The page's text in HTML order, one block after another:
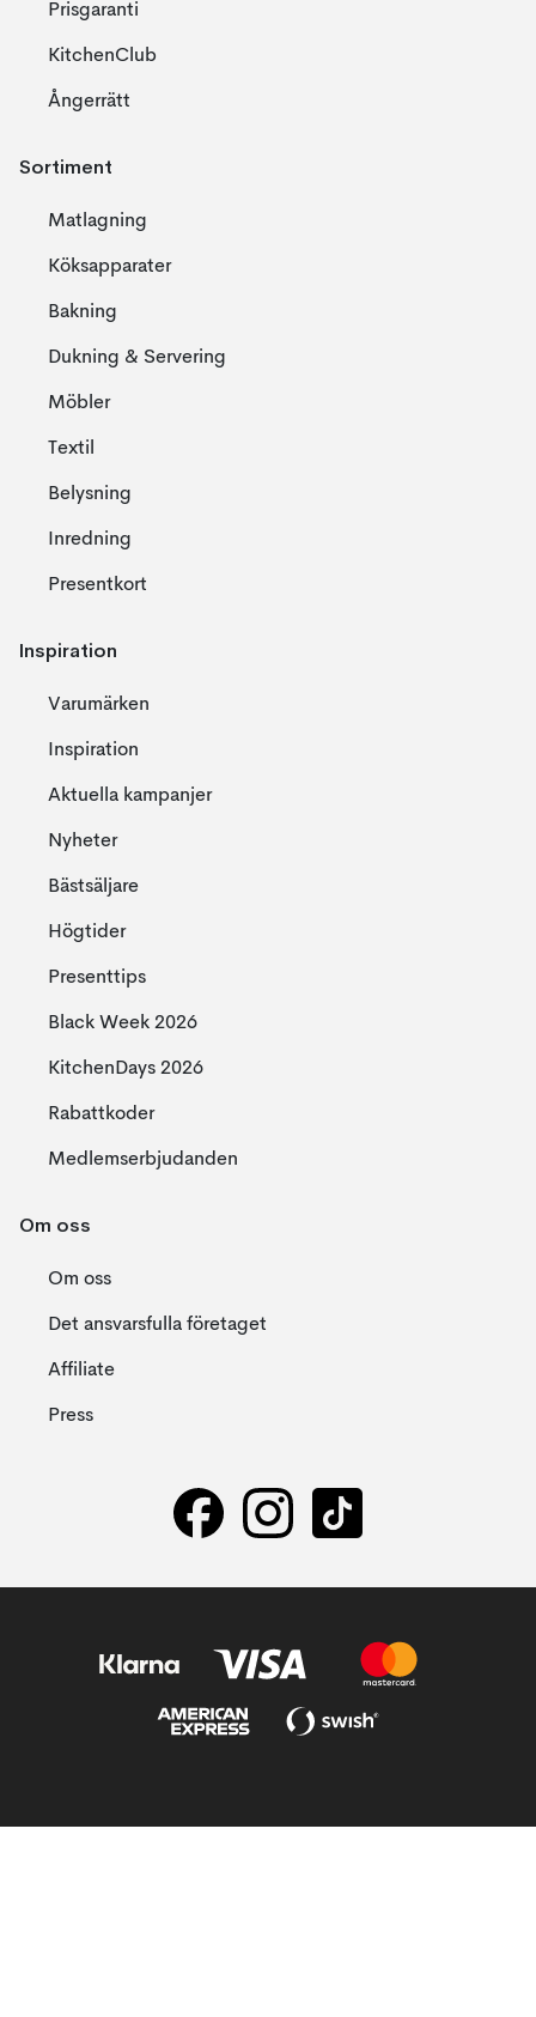
Prisgaranti
KitchenClub
Ångerrätt
Sortiment
Matlagning
Köksapparater
Bakning
Dukning & Servering
Möbler
Textil
Belysning
Inredning
Presentkort
Inspiration
Varumärken
Inspiration
Aktuella kampanjer
Nyheter
Bästsäljare
Högtider
Presenttips
Black Week 2026
KitchenDays 2026
Rabattkoder
Medlemserbjudanden
Om oss
Om oss
Det ansvarsfulla företaget
Affiliate
Press